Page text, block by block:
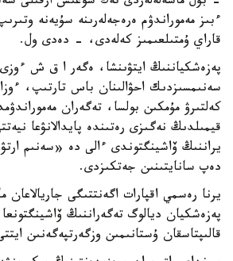
ءبىز مەموراندۋم ەرەجەلەرىنە سۇيەنە
قاراي ۇمتىلعىمىز كەلەدى، - دەدى ول.
پەزەشكياننىڭ ايتۋىنشا، ەگەر ا ق ش ءوزى
سەنىمسىزدىك احۋالىنان باس تارتىپ،
كەلتىرۋ مۇمكىن بولسا، تەگەران
قيمىلدىڭ نەگىزى رەتىندە پايدالانۋعا
يراننىڭ ۆاشينگتوندى ءالى دە «سەنىم
دەپ سانايتىنىن جەتكىزدى.
يرنا رەسمي اقپارات اگەنتتىگى جاريالاعان
پەزەشكيان ديالوگ تەگەراننىڭ
قالىپتاسقان ۇستانىمىن وزگەرتپەگەنىن